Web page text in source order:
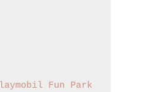
Fun Park